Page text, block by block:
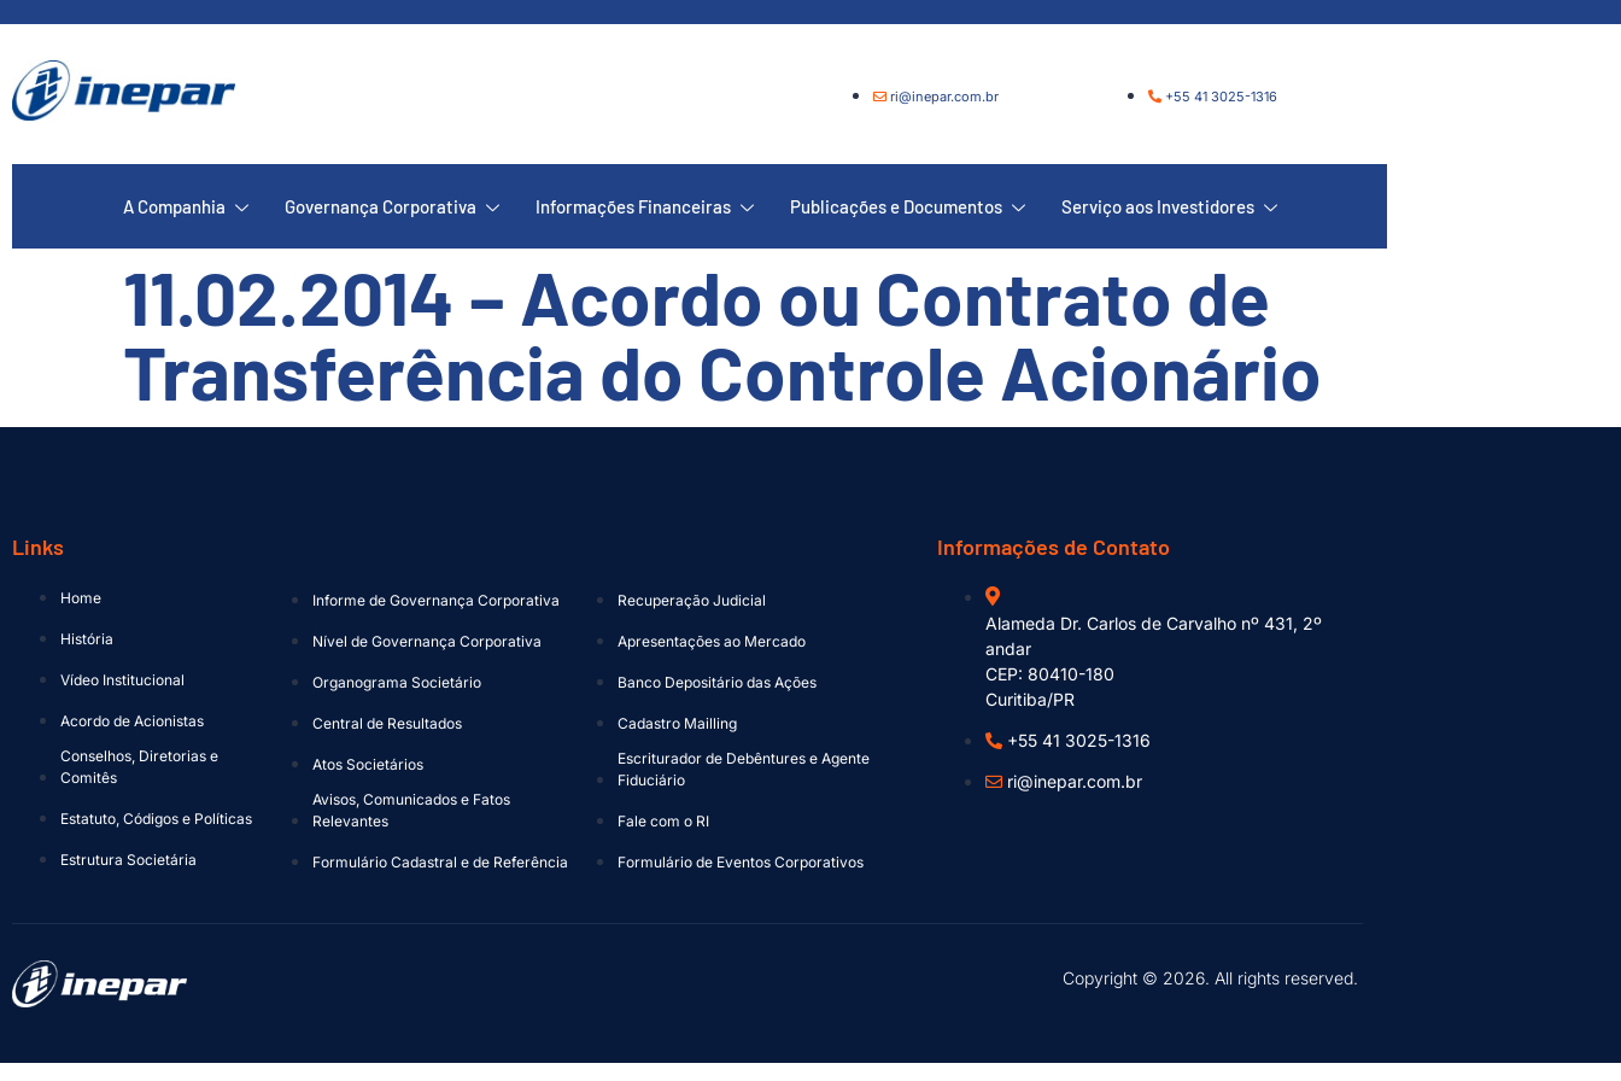
ri@inepar.com.br +55 41 3025-1316
A Companhia Governança Corporativa Informações Financeiras Publicações e Documentos Serviço aos Investidores
11.02.2014 – Acordo ou Contrato de
Transferência do Controle Acionário
Links
Home
História
Vídeo Institucional
Acordo de Acionistas
Conselhos, Diretorias e
Comitês
Estatuto, Códigos e Políticas
Estrutura Societária
Informe de Governança Corporativa
Nível de Governança Corporativa
Organograma Societário
Central de Resultados
Atos Societários
Avisos, Comunicados e Fatos
Relevantes
Formulário Cadastral e de Referência
Recuperação Judicial
Apresentações ao Mercado
Banco Depositário das Ações
Cadastro Mailling
Escriturador de Debêntures e Agente
Fiduciário
Fale com o RI
Formulário de Eventos Corporativos
Informações de Contato
Alameda Dr. Carlos de Carvalho nº 431, 2º
andar
CEP: 80410-180
Curitiba/PR
+55 41 3025-1316
ri@inepar.com.br
Copyright © 2026. All rights reserved.